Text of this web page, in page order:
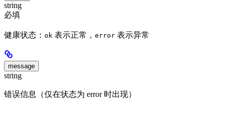
string
必填
健康状态： ok 表示正常， error 表示异常
message
string
错误信息（仅在状态为 error 时出现）